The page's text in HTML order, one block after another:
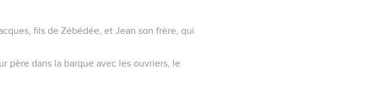
fils de Zébédée, et Jean son frère, qui
père dans la barque avec les ouvriers, le